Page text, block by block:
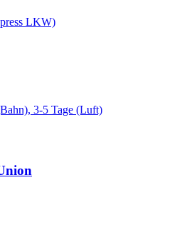
LKW)
3-5 Tage (Luft)